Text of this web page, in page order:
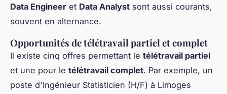
Data Engineer et Data Analyst sont aussi courants,
souvent en alternance.
Opportunités de télétravail partiel et complet
Il existe cinq offres permettant le télétravail partiel
et une pour le télétravail complet. Par exemple, un
poste d'Ingénieur Statisticien (H/F) à Limoges